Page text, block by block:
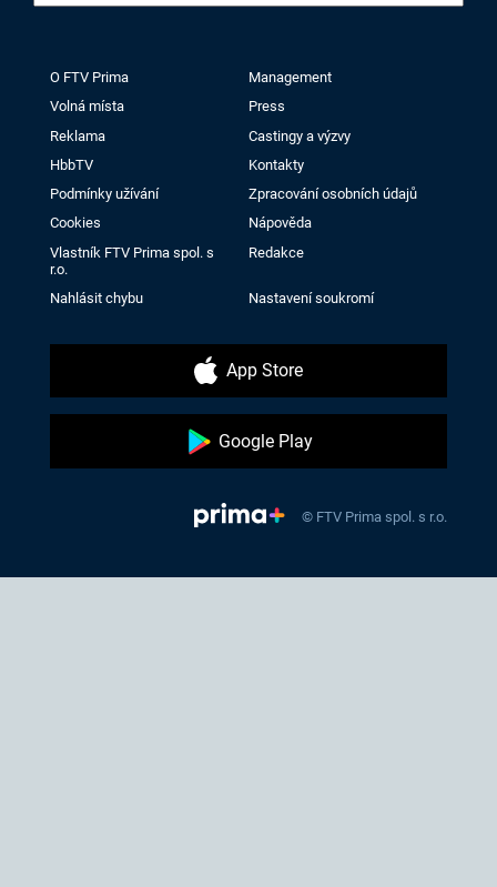
O FTV Prima
Management
Volná místa
Press
Reklama
Castingy a výzvy
HbbTV
Kontakty
Podmínky užívání
Zpracování osobních údajů
Cookies
Nápověda
Vlastník FTV Prima spol. s
r.o.
Redakce
Nahlásit chybu Nastavení soukromí
App Store
Google Play
© FTV Prima spol. s r.o.